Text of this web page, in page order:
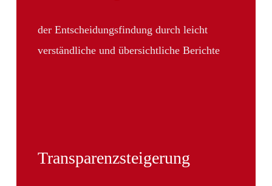
der Entscheidungsfindung durch leicht
verständliche und übersichtliche Berichte
Transparenzsteigerung